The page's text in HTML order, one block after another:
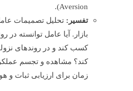
Aversion).
تفسیر:تحلیل تصمیمات عامل
بازار. آیا عامل توانسته در
کسب کند و در روند‌های نزولی
کند؟ مشاهده و تجسم عملکرد
زمان برای ارزیابی ثبات و